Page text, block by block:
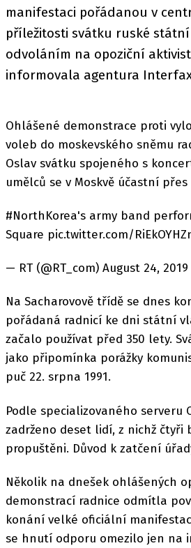
manifestaci pořádanou v
příležitosti svátku ruské státní
odvoláním na opoziční
informovala agentura
Ohlášené demonstrace proti
voleb do moskevského sněmu
Oslav svátku spojeného s
umělců se v Moskvě účastní
#NorthKorea's army band
Square pic.twitter.com/
— RT (@RT_com) August 24, 2019
Na Sacharovově třídě se dnes
pořádaná radnicí ke dni státní
začalo používat před 350 lety.
jako připomínka porážky
puč 22. srpna 1991.
Podle specializovaného serveru
zadrženo deset lidí, z nichž čtyři
propuštěni. Důvod k zatčení
Několik na dnešek ohlášených
demonstrací radnice odmítla
konání velké oficiální
se hnutí odporu omezilo jen na